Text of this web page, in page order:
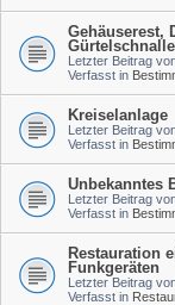
Gehäuserest,
Gürtelschnalle
Letzter Beitrag
Verfasst in
Kreiselanlage
Letzter Beitrag
Verfasst in
Unbekanntes
Letzter Beitrag
Verfasst in
Restauration
Funkgeräten
Letzter Beitrag
Verfasst in